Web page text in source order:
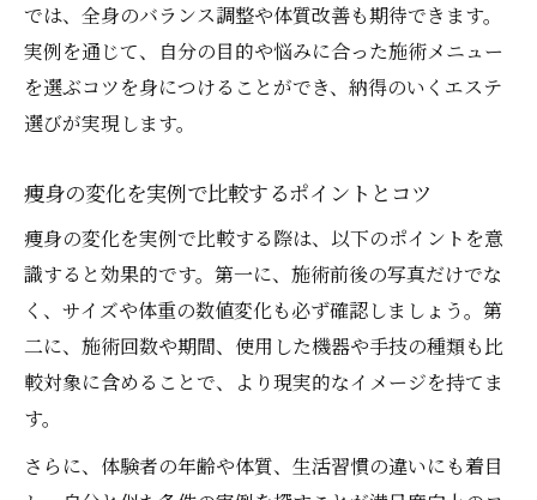
では、全身のバランス調整や体質改善も期待できます。
実例を通じて、自分の目的や悩みに合った施術メニュー
を選ぶコツを身につけることができ、納得のいくエステ
選びが実現します。
痩身の変化を実例で比較するポイントとコツ
痩身の変化を実例で比較する際は、以下のポイントを意
識すると効果的です。第一に、施術前後の写真だけでな
く、サイズや体重の数値変化も必ず確認しましょう。第
二に、施術回数や期間、使用した機器や手技の種類も比
較対象に含めることで、より現実的なイメージを持てま
す。
さらに、体験者の年齢や体質、生活習慣の違いにも着目